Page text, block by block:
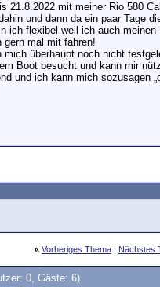
21.8.2022 mit meiner Rio 580
und dann da ein paar Tage
ich flexibel weil ich auch
mal mit fahren!
überhaupt noch nicht
Boot besucht und kann mir
und ich kann mich sozusagen
« Vorheriges Thema | Nächstes
0, Gäste: 6)